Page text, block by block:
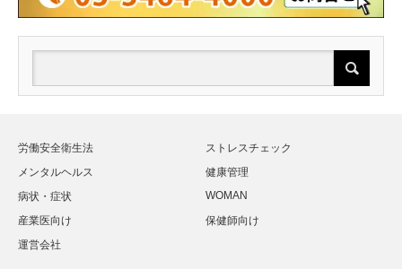
労働安全衛生法
ストレスチェック
メンタルヘルス
健康管理
病状・症状
WOMAN
産業医向け
保健師向け
運営会社